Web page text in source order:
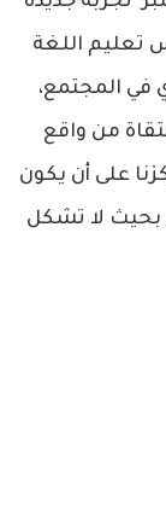
تعليم اللغة
في المجتمع،
من واقع
على أن يكون
بحيث لا تشكل